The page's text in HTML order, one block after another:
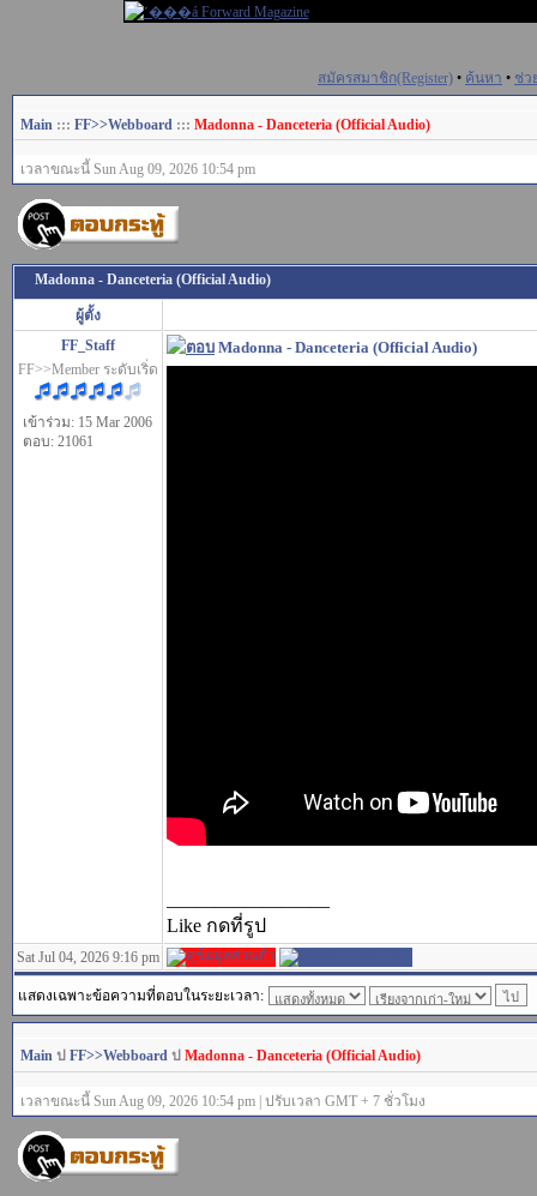
สมัครสมาชิก(Register) • ค้นหา • ช่ว
Main ::: FF>>Webboard ::: Madonna - Danceteria (Official Audio)
เวลาขณะนี้ Sun Aug 09, 2026 10:54 pm
Madonna - Danceteria (Official Audio)
ผู้ตั้ง
FF_Staff
FF>>Member ระดับเริ่ด
เข้าร่วม: 15 Mar 2006
ตอบ: 21061
Madonna - Danceteria (Official Audio)
Like กดที่รูป
Sat Jul 04, 2026 9:16 pm
แสดงเฉพาะข้อความที่ตอบในระยะเวลา:
Main ป FF>>Webboard ป Madonna - Danceteria (Official Audio)
เวลาขณะนี้ Sun Aug 09, 2026 10:54 pm | ปรับเวลา GMT + 7 ชั่วโมง